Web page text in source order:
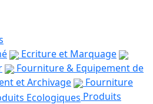
Ecriture et Marquage
Fourniture & Equipement de
et Archivage
Fourniture
Produits